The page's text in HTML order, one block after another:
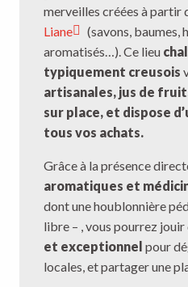
merveilles créées à partir
Liane
(savons, baumes,
aromatisés…). Ce lieu
typiquement creusois
artisanales, jus de
sur place, et dispose
tous vos achats.
Grâce à la présence
aromatiques et
dont une houblonnière
libre – , vous pourrez jouir
et exceptionnel pour
locales, et partager une